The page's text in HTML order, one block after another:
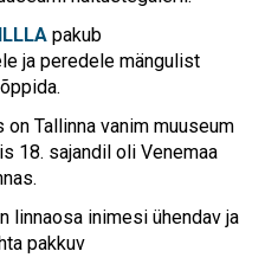
pakub
ja peredele mängulist
on Tallinna vanim muuseum
18. sajandil oli Venemaa
linnaosa inimesi ühendav ja
pakkuv